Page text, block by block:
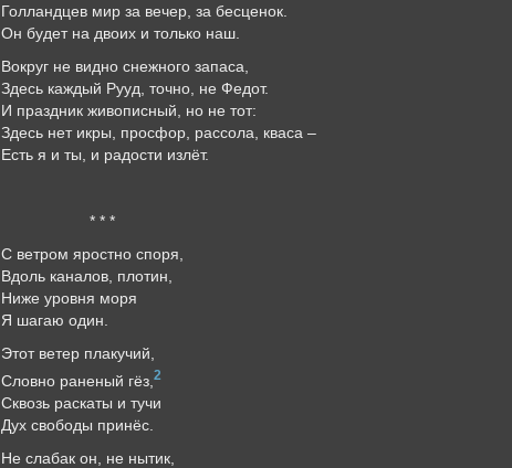
Голландцев мир за вечер, за бесценок.
Он будет на двоих и только наш.
Вокруг не видно снежного запаса,
Здесь каждый Рууд, точно, не Федот.
И праздник живописный, но не тот:
Здесь нет икры, просфор, рассола, кваса –
Есть я и ты, и радости излёт.
* * *
С ветром яростно споря,
Вдоль каналов, плотин,
Ниже уровня моря
Я шагаю один.
Этот ветер плакучий,
Словно раненый гёз, 2
Сквозь раскаты и тучи
Дух свободы принёс.
Не слабак он, не нытик,